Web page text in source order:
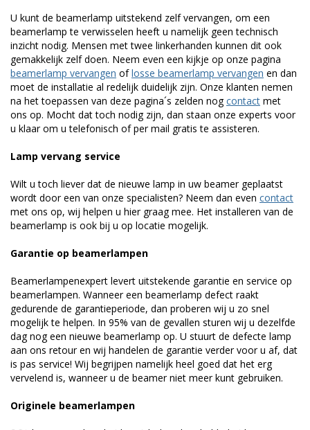
U kunt de beamerlamp uitstekend zelf vervangen, om een
beamerlamp te verwisselen heeft u namelijk geen technisch
inzicht nodig. Mensen met twee linkerhanden kunnen dit ook
gemakkelijk zelf doen. Neem even een kijkje op onze pagina
beamerlamp vervangen oflosse beamerlamp vervangen en dan
moet de installatie al redelijk duidelijk zijn. Onze klanten nemen
na het toepassen van deze pagina´s zelden nogcontact met
ons op. Mocht dat toch nodig zijn, dan staan onze experts voor
u klaar om u telefonisch of per mail gratis te assisteren.
Lamp vervang service
Wilt u toch liever dat de nieuwe lamp in uw beamer geplaatst
wordt door een van onze specialisten? Neem dan even contact
met ons op, wij helpen u hier graag mee. Het installeren van de
beamerlamp is ook bij u op locatie mogelijk.
Garantie op beamerlampen
Beamerlampenexpert levert uitstekende garantie en service op
beamerlampen. Wanneer een beamerlamp defect raakt
gedurende de garantieperiode, dan proberen wij u zo snel
mogelijk te helpen. In 95% van de gevallen sturen wij u dezelfde
dag nog een nieuwe beamerlamp op. U stuurt de defecte lamp
aan ons retour en wij handelen de garantie verder voor u af, dat
is pas service! Wij begrijpen namelijk heel goed dat het erg
vervelend is, wanneer u de beamer niet meer kunt gebruiken.
Originele beamerlampen